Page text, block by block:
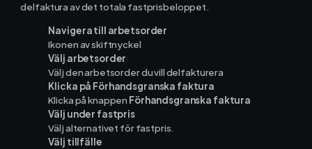
E-post:info@mowin.se
delfaktura av det totala fastprisbeloppet.
Navigera till arbetsorder
Ikonen av skiftnyckel
Välj arbetsorder
Välj den arbetsorder du vill delfakturera
Klicka på Förhandsgranska faktura
Klicka på knappen Förhandsgranska faktura
Välj under fastpris
Välj alternativet för fastpris.
Välj tillfälle